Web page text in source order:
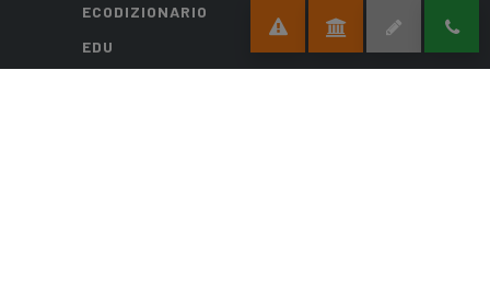
ECODIZIONARIO
EDU